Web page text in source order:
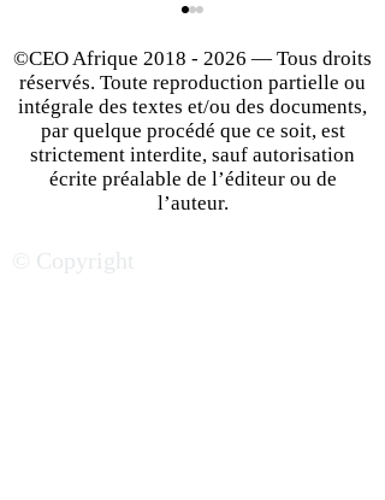
Cryptomonnaies : le
marché désormais
©CEO Afrique 2018 - 2026 — Tous droits
réservés. Toute reproduction partielle ou
intégrale des textes et/ou des documents,
par quelque procédé que ce soit, est
strictement interdite, sauf autorisation
écrite préalable de l’éditeur ou de
l’auteur.
© Copyright